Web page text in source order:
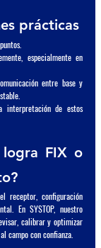
prácticas
especialmente en
entre base y
interpretación de estos
receptor, configuración
En SYSTOP, nuestro
calibrar y optimizar
campo con confianza.